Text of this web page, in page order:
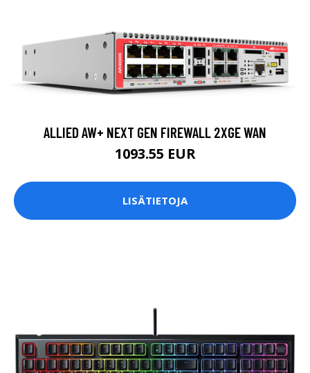
ALLIED AW+ NEXT GEN FIREWALL 2XGE WAN
1093.55 EUR
LISÄTIETOJA